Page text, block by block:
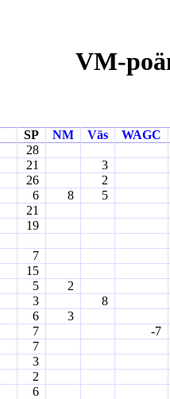
VM-
SP NM Väs
WAGC
28
21
3
26
2
6 8
5
21
19
7
15
5
2
3
8
6
3
7
-7
7
3
2
6